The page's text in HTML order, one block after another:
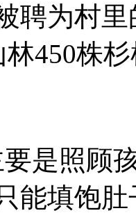
聘为村
450株
照顾孩
能填饱